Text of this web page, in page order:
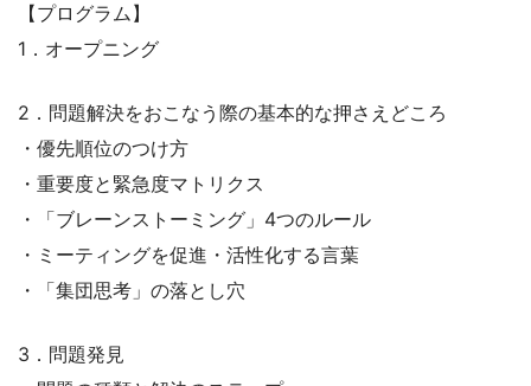
【プログラム】
1．オープニング
2．問題解決をおこなう際の基本的な押さえどころ
・優先順位のつけ方
・重要度と緊急度マトリクス
・「ブレーンストーミング」4つのルール
・ミーティングを促進・活性化する言葉
・「集団思考」の落とし穴
3．問題発見